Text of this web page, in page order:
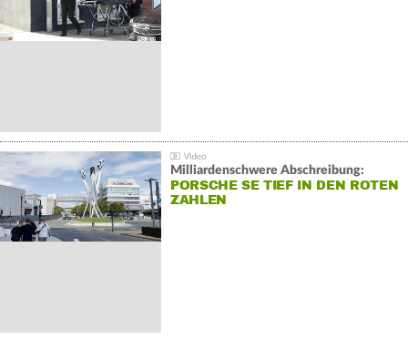
Milliardenschwere Abschreibung:
PORSCHE SE TIEF IN DEN ROTEN
ZAHLEN